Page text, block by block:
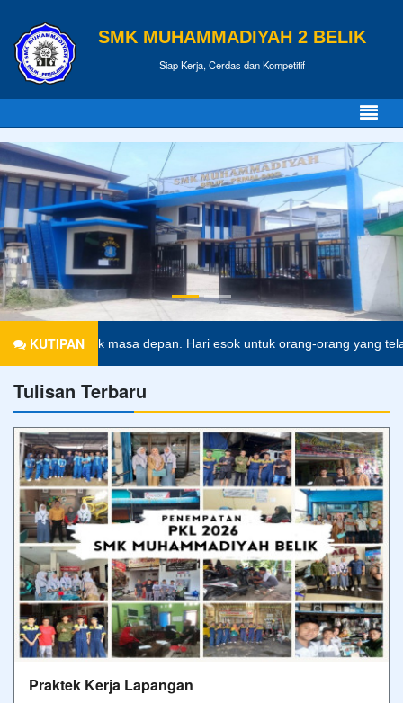
SMK MUHAMMADIYAH 2 BELIK
Siap Kerja, Cerdas dan Kompetitif
KUTIPAN
untuk masa depan. Hari esok untuk orang-orang yang telah
Tulisan Terbaru
Praktek Kerja Lapangan